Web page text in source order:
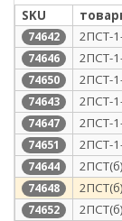
SKU
74642 2ПСТ-
74646 2ПСТ-
74650 2ПСТ-
74643 2ПСТ-
74647 2ПСТ-
74651 2ПСТ-
74644
74648
74652